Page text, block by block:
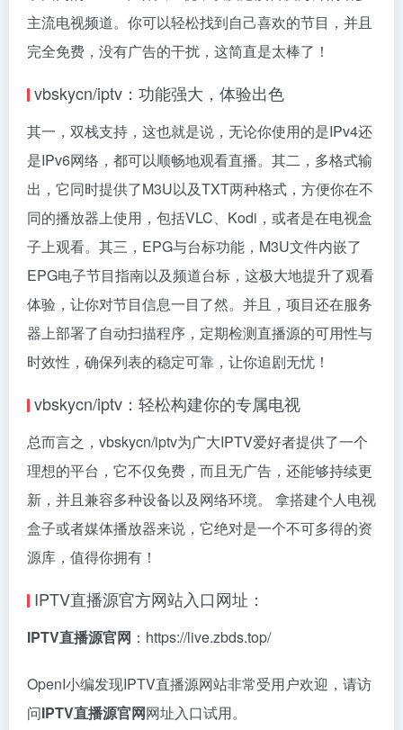
主流电视频道。你可以轻松找到自己喜欢的节目，并且
完全免费，没有广告的干扰，这简直是太棒了！
vbskycn/iptv：功能强大，体验出色
其一，双栈支持，这也就是说，无论你使用的是IPv4还
是IPv6网络，都可以顺畅地观看直播。其二，多格式输
出，它同时提供了M3U以及TXT两种格式，方便你在不
同的播放器上使用，包括VLC、Kodi，或者是在电视盒
子上观看。其三，EPG与台标功能，M3U文件内嵌了
EPG电子节目指南以及频道台标，这极大地提升了观看
体验，让你对节目信息一目了然。并且，项目还在服务
器上部署了自动扫描程序，定期检测直播源的可用性与
时效性，确保列表的稳定可靠，让你追剧无忧！
vbskycn/iptv：轻松构建你的专属电视
总而言之，vbskycn/iptv为广大IPTV爱好者提供了一个
理想的平台，它不仅免费，而且无广告，还能够持续更
新，并且兼容多种设备以及网络环境。 拿搭建个人电视
盒子或者媒体播放器来说，它绝对是一个不可多得的资
源库，值得你拥有！
IPTV直播源官方网站入口网址：
IPTV直播源官网 ：https://live.zbds.top/
OpenI小编发现IPTV直播源网站非常受用户欢迎，请访
问IPTV直播源官网网址入口试用。